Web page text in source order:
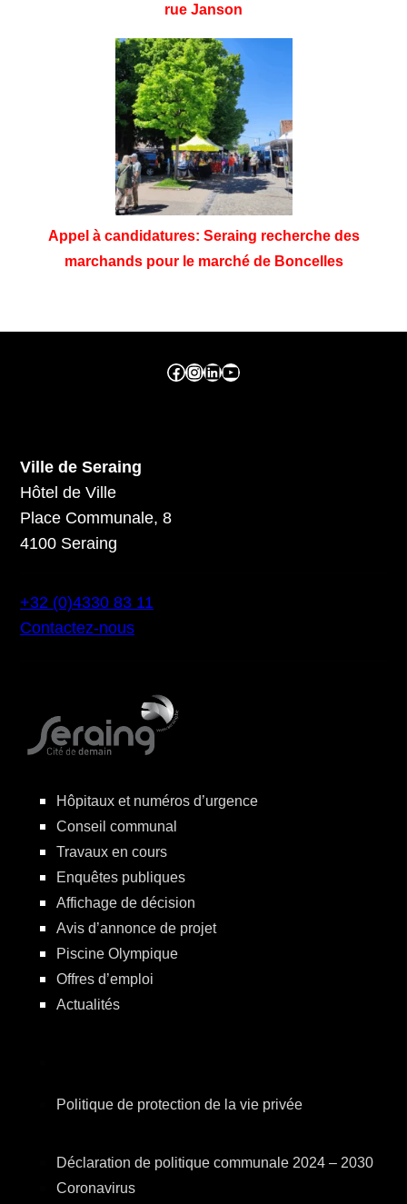
rue Janson
Appel à candidatures: Seraing recherche des
marchands pour le marché de Boncelles
Facebook ville de seraing Instragram ville de seraing linkedin – ville de seraing YouTube
Ville de Seraing
Hôtel de Ville
Place Communale, 8
4100 Seraing
+32 (0)4330 83 11
Contactez-nous
Hôpitaux et numéros d’urgence
Conseil communal
Travaux en cours
Enquêtes publiques
Affichage de décision
Avis d’annonce de projet
Piscine Olympique
Offres d’emploi
Actualités
Politique de protection de la vie privée
Déclaration de politique communale 2024 – 2030
Coronavirus